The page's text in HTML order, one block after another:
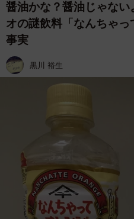
醤油かな？醤油じゃな
オの謎飲料「なんちゃ
事実
黒川 裕生